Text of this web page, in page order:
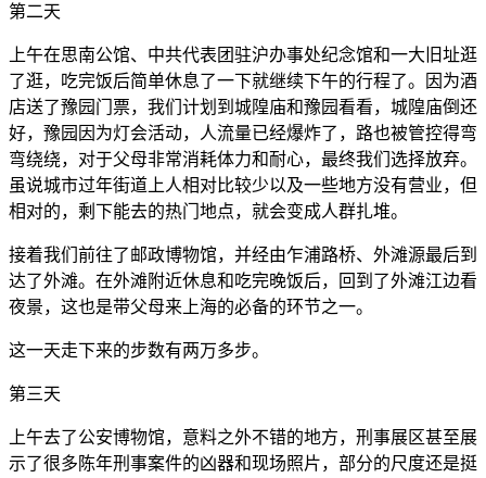
第二天
上午在思南公馆、中共代表团驻沪办事处纪念馆和一大旧址逛
了逛，吃完饭后简单休息了一下就继续下午的行程了。因为酒
店送了豫园门票，我们计划到城隍庙和豫园看看，城隍庙倒还
好，豫园因为灯会活动，人流量已经爆炸了，路也被管控得弯
弯绕绕，对于父母非常消耗体力和耐心，最终我们选择放弃。
虽说城市过年街道上人相对比较少以及一些地方没有营业，但
相对的，剩下能去的热门地点，就会变成人群扎堆。
接着我们前往了邮政博物馆，并经由乍浦路桥、外滩源最后到
达了外滩。在外滩附近休息和吃完晚饭后，回到了外滩江边看
夜景，这也是带父母来上海的必备的环节之一。
这一天走下来的步数有两万多步。
第三天
上午去了公安博物馆，意料之外不错的地方，刑事展区甚至展
示了很多陈年刑事案件的凶器和现场照片，部分的尺度还是挺